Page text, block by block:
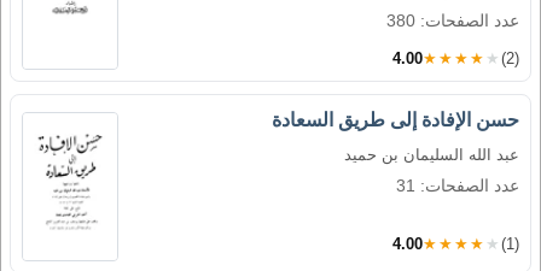
عدد الصفحات: 380
4.00★★★★★ (2)
حسن الإفادة إلى طريق السعادة
عبد الله السليمان بن حميد
عدد الصفحات: 31
4.00★★★★★ (1)